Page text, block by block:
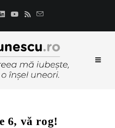
6, vă rog!